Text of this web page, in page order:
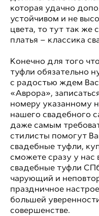
которая удачно
устойчивом и не
цвета, то тут так же
платья – классика
Конечно для того
туфли обязательно
с радостью ждем
«Аврора»,
номеру указанному
нашего свадебного
даже самым
стилисты помогут
свадебные туфли,
сможете сразу у нас
свадебные туфли
чарующий и
праздничное
большей
совершенстве.